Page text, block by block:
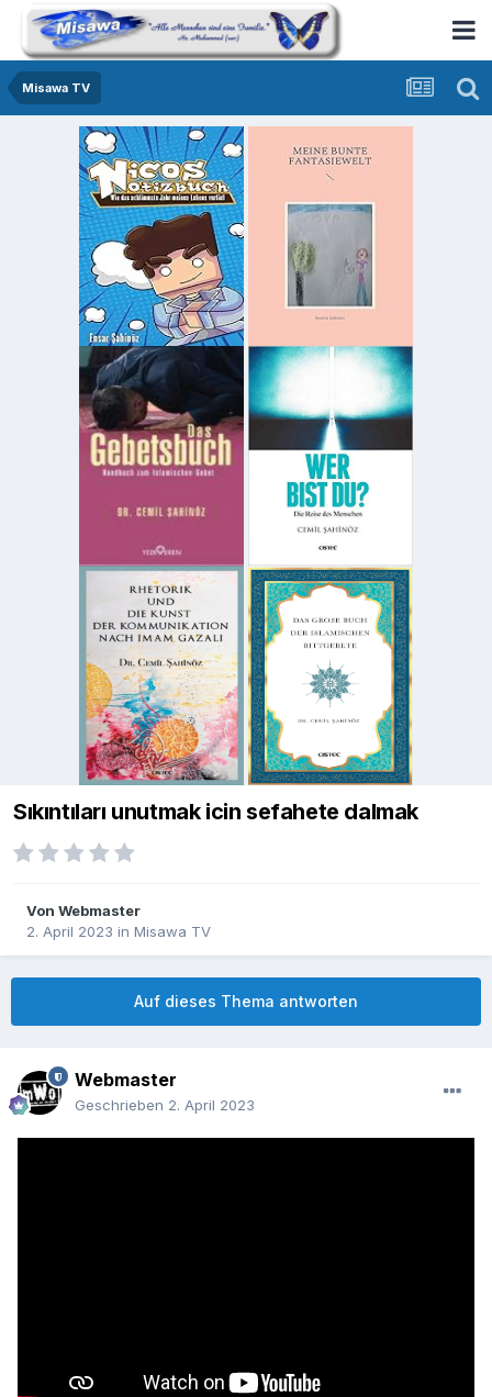
Misawa TV
Sıkıntıları unutmak icin sefahete dalmak
Von Webmaster
2. April 2023 in Misawa TV
Auf dieses Thema antworten
Webmaster
Geschrieben 2. April 2023